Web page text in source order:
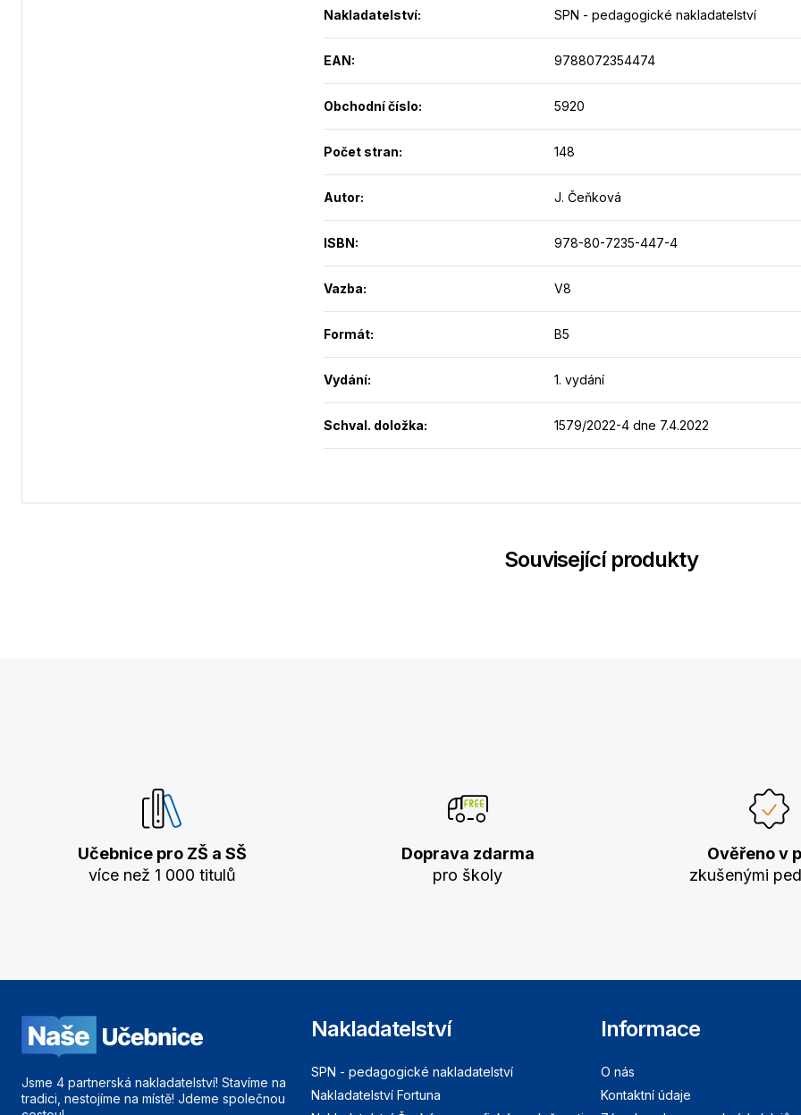
Nakladatelství: SPN - pedagogické nakladatelství
EAN: 9788072354474
Obchodní číslo: 5920
Počet stran: 148
Autor: J. Čeňková
ISBN: 978-80-7235-447-4
Vazba: V8
Formát: B5
Vydání: 1. vydání
Schval. doložka: 1579/2022-4 dne 7.4.2022
Související produkty
Učebnice pro ZŠ a SŠ
více než 1 000 titulů
Doprava zdarma
pro školy
Ověřeno v
zkušenými
Jsme 4 partnerská nakladatelství! Stavíme na
tradici, nestojíme na místě! Jdeme společnou
Nakladatelství
SPN - pedagogické nakladatelství
Nakladatelství Fortuna
Informace
O nás
Kontaktní údaje